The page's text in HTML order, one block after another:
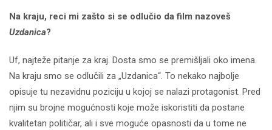
Na kraju, reci mi zašto si se odlučio da film nazoveš
Uzdanica?
Uf, najteže pitanje za kraj. Dosta smo se premišljali oko imena.
Na kraju smo se odlučili za „Uzdanica“. To nekako najbolje
opisuje tu nezavidnu poziciju u kojoj se nalazi protagonist. Pred
njim su brojne mogućnosti koje može iskoristiti da postane
kvalitetan političar, ali i sve moguće opasnosti da u tome ne